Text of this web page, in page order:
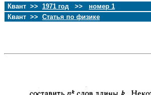
Квант >> 1971 год >> номер 1
Квант >> Статья по физике